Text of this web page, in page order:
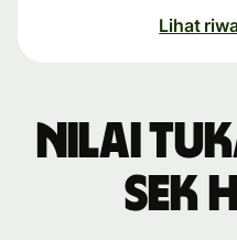
Lihat
Nilai
SEK